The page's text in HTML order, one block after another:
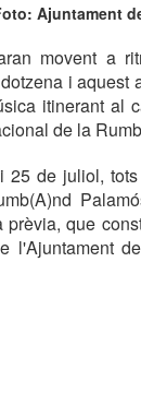
Ajuntament
movent a
i aquest
itinerant al
de la
25 de juliol,
que
l'Ajuntament